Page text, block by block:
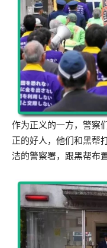
作为正义的一方，警察
正的好人，他们和黑帮
洁的警察署，跟黑帮布